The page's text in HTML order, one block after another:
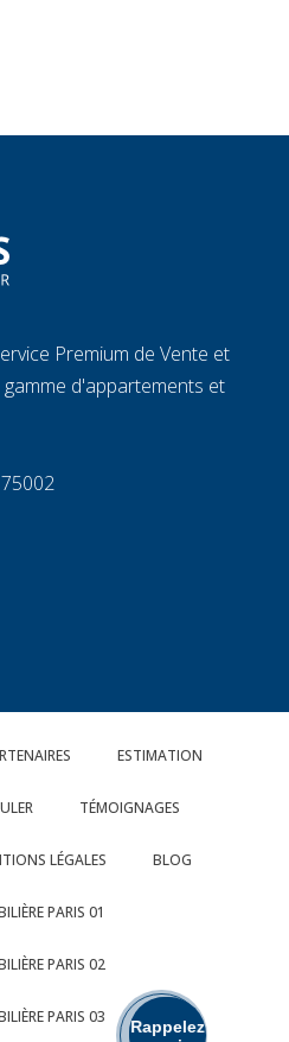
Premium de Vente et
d'appartements et
ESTIMATION
TÉMOIGNAGES
LÉGALES BLOG
PARIS 01
PARIS 02
PARIS 03
Rappelez